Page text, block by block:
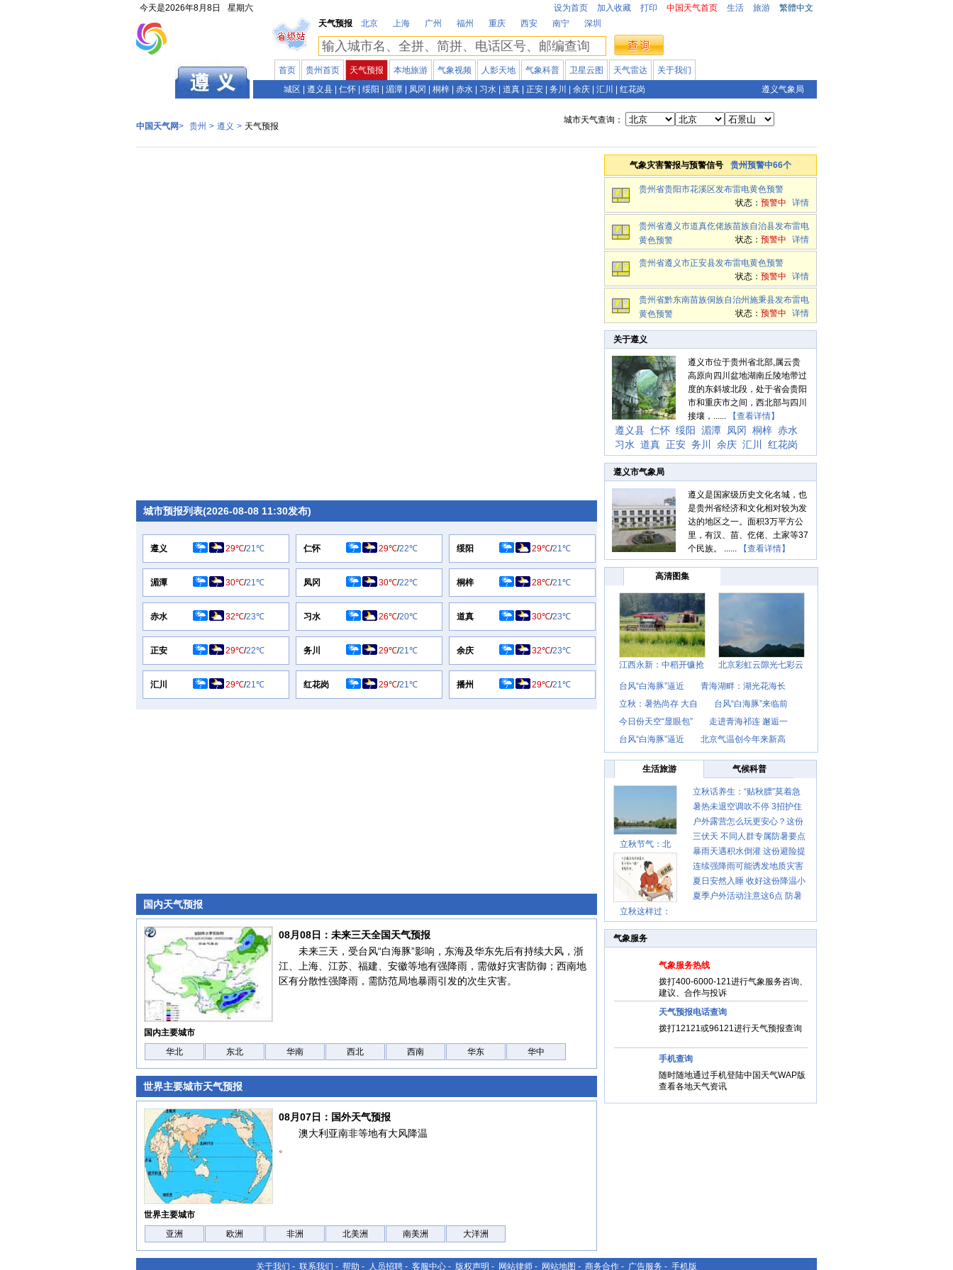
今天是2026年8月8日 星期六 设为首页 加入收藏 打印 中国天气首页 生活 旅游
繁體中文
天气预报
北京 上海 广州 福州 重庆 西安 南宁 深圳
首页 贵州首页 天气预报 本地旅游 气象视频 人影天地 气象科普 卫星云图 天气雷达
关于我们
城区
遵义县 仁怀 绥阳 湄潭 凤冈 桐梓 赤水 习水 道真 正安 务川 余庆 汇川 红花岗 遵义气象局
中国天气网> 贵州 > 遵义 > 天气预报
城市天气查询：
城市预报列表(2026-08-08 11:30发布)
遵义 29℃/21℃ 仁怀 29℃/22℃ 绥阳 29℃/21℃
湄潭 30℃/21℃ 凤冈 30℃/22℃ 桐梓 28℃/21℃
赤水 32℃/23℃ 习水 26℃/20℃ 道真 30℃/23℃
正安 29℃/22℃ 务川 29℃/21℃ 余庆 32℃/23℃
汇川 29℃/21℃ 红花岗 29℃/21℃ 播州 29℃/21℃
国内天气预报
08月08日：未来三天全国天气预报
未来三天，受台风“白海豚”影响，东海及华东先后有持续大风，浙
江、上海、江苏、福建、安徽等地有强降雨，需做好灾害防御；西南地
区有分散性强降雨，需防范局地暴雨引发的次生灾害。
国内主要城市
华北
东北 华南 西北 西南 华东 华中
世界主要城市天气预报
08月07日：国外天气预报
澳大利亚南非等地有大风降温
。
世界主要城市
亚洲
欧洲 非洲 北美洲 南美洲 大洋洲
气象灾害警报与预警信号 贵州预警中66个
贵州省贵阳市花溪区发布雷电黄色预警
状态： 预警中 详情
贵州省遵义市道真仡佬族苗族自治县发布雷电
黄色预警
状态： 预警中 详情
贵州省遵义市正安县发布雷电黄色预警
状态： 预警中 详情
贵州省黔东南苗族侗族自治州施秉县发布雷电
黄色预警
状态： 预警中 详情
关于遵义
遵义市位于贵州省北部,属云贵
高原向四川盆地湖南丘陵地带过
度的东斜坡北段，处于省会贵阳
市和重庆市之间，西北部与四川
接壤，......
【查看详情】
遵义县 仁怀 绥阳 湄潭 凤冈 桐梓 赤水
习水 道真 正安 务川 余庆 汇川 红花岗
遵义市气象局
遵义是国家级历史文化名城，也
是贵州省经济和文化相对较为发
达的地区之一。面积3万平方公
里，有汉、苗、仡佬、土家等37
个民族。 ......
【查看详情】
高清图集
江西永新：中稻开镰抢 北京彩虹云隙光七彩云
台风“白海豚”逼近
青海湖畔：湖光花海长
立秋：暑热尚存 大自
台风“白海豚”来临前
今日份天空“显眼包”
走进青海祁连 邂逅一
台风“白海豚”逼近
北京气温创今年来新高
生活旅游 气候科普
立秋节气：北
立秋这样过：
立秋话养生：“贴秋膘”莫着急
先清暑再防燥
暑热未退空调吹不停 3招护住
肩颈不酸痛
户外露营怎么玩更安心？这份
攻略请收好
三伏天 不同人群专属防暑要点
请收好
暴雨天遇积水倒灌 这份避险提
示请收好
连续强降雨可能诱发地质灾害
这些前兆要知道
夏日安然入睡 收好这份降温小
贴士
夏季户外活动注意这6点 防暑
气象服务
气象服务热线
拨打400-6000-121进行气象服务咨询、
建议、合作与投诉
天气预报电话查询
拨打12121或96121进行天气预报查询
手机查询
随时随地通过手机登陆中国天气WAP版
查看各地天气资讯
关于我们 - 联系我们 - 帮助 - 人员招聘 - 客服中心 - 版权声明 - 网站律师 - 网站地图 - 商务合作 - 广告服务 - 手机版